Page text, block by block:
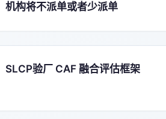
机构将不派单或者少派单
SLCP验厂 CAF 融合评估框架